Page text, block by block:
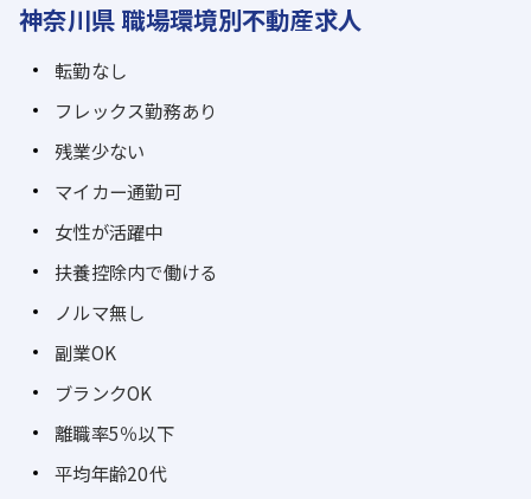
神奈川県 職場環境別不動産求人
転勤なし
フレックス勤務あり
残業少ない
マイカー通勤可
女性が活躍中
扶養控除内で働ける
ノルマ無し
副業OK
ブランクOK
離職率5％以下
平均年齢20代